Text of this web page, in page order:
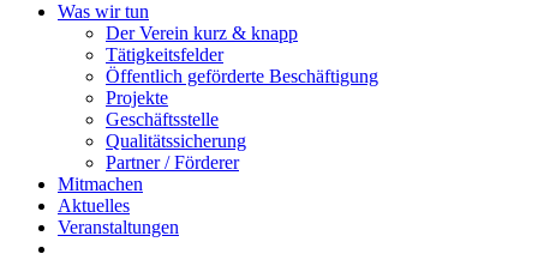
Was wir tun
Der Verein kurz & knapp
Tätigkeitsfelder
Öffentlich geförderte Beschäftigung
Projekte
Geschäftsstelle
Qualitätssicherung
Partner / Förderer
Mitmachen
Aktuelles
Veranstaltungen